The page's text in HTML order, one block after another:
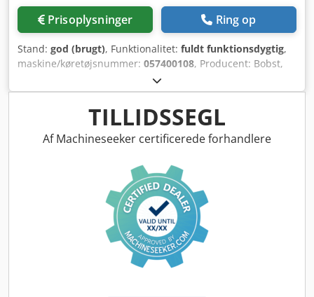
Prisoplysninger Ring op
Stand: god (brugt), Funktionalitet: fuldt funktionsdygtig,
maskine/køretøjsnummer: 057400108, Producent: Bobst,
Schweiz Model: SP 142 Maskintype / Maskinkategori:
Stansemaskine / Udskæringsmaskine Crsdpfx Aew Rb
Ebjdtof Maskintype: Autoplaten Årgang: --- (ikke oplyst)
Maskinnummer: 057400108 Tekniske data: - Maks.
arkformat: 1420 x 1020 mm - Min. arkformat: 700 x 500 mm
tilslutning: 380 V, 50 Hz Særlige egenskaber: - Robust
schweizisk konstruktion - Mekanisk styring med
sidebetjeningspanel - Stabelindføring og udtræk for
kontinuerlig drift - Velegnet til karton og bølgepap -
Velafprøvet model til emballageproduktion
TILLIDSSEGL
Af Machineseeker certificerede forhandlere